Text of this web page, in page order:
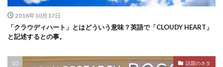
2018年10月17日
「クラウディハート」とはどういう意味？英語で「CLOUDY HEART」
と記述するとの事。
話題のネタ